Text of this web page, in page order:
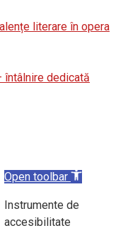
literare în opera
întâlnire dedicată
Open toolbar
Instrumente de
accesibilitate